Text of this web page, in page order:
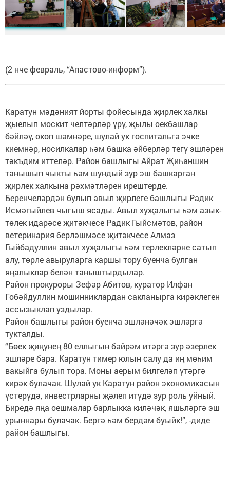
(2 нче февраль, “Апастово-информ”).
Каратун мәдәният йорты фойесында җирлек халкы
җыелып москит челтәрләр үрү, җылы оекбашлар
бәйләү, окоп шәмнәре, шулай ук госпитальгә эчке
киемнәр, носилкалар һәм башка әйберләр тегү эшләрен
тәкъдим иттеләр. Район башлыгы Айрат Җиһаншин
танышып чыкты һәм шундый зур эш башкарган
җирлек халкына рәхмәтләрен ирештерде.
Беренчеләрдән булып авыл җирлеге башлыгы Радик
Исмәгыйлев чыгыш ясады. Авыл хуҗалыгы һәм азык-
төлек идарәсе җитәкчесе Радик Гыйсмәтов, район
ветеринария берләшмәсе җитәкчесе Алмаз
Гыйбадуллин авыл хуҗалыгы һәм терлекләрне сатып
алу, төрле авыруларга каршы тору буенча булган
яңалыклар белән таныштырдылар.
Район прокуроры Зефәр Абитов, куратор Илфан
Гобәйдуллин мошинниклардан сакланырга кирәклеген
ассызыклап уздылар.
Район башлыгы район буенча эшләнәчәк эшләргә
тукталды.
“Бөек җиңүнең 80 еллыгын бәйрәм итәргә зур әзерлек
эшләре бара. Каратун тимер юлын салу да иң мөһим
вакыйга булып тора. Моны аерым билгеләп үтәргә
кирәк булачак. Шулай ук Каратун район экономикасын
үстерүдә, инвестрларны җәлеп итүдә зур роль уйный.
Биредә яңа оешмалар барлыкка киләчәк, яшьләргә эш
урыннары булачак. Бергә һәм бердәм буыйк!”, -диде
район башлыгы.